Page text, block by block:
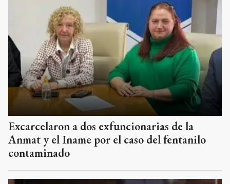
Excarcelaron a dos exfuncionarias de la
Anmat y el Iname por el caso del fentanilo
contaminado